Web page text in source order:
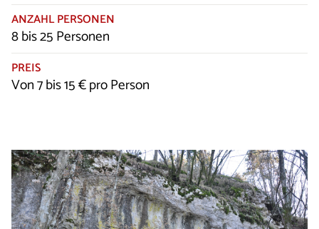
ANZAHL PERSONEN
8 bis 25 Personen
PREIS
Von 7 bis 15 € pro Person